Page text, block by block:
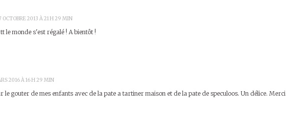
OCTOBRE 2013 À 21 H 29 MIN
le monde s'est régalé ! A bientôt !
2016 À 16 H 29 MIN
le gouter de mes enfants avec de la pate a tartiner maison et de la pate de speculoos. Un délice. Merci